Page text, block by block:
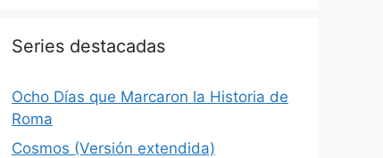
Series destacadas
Ocho Días que Marcaron la Historia de
Roma
Cosmos (Versión extendida)